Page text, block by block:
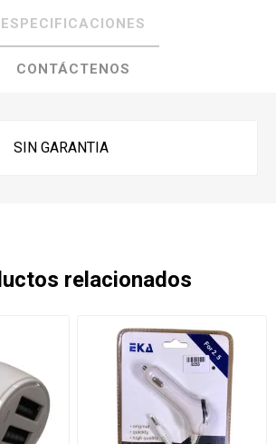
ESPECIFICACIONES
CONTÁCTENOS
SIN GARANTIA
relacionados